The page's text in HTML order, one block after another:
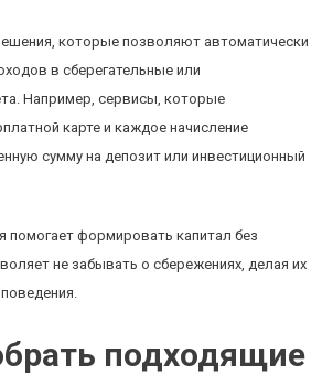
которые позволяют автоматически
в сберегательные или
Например, сервисы, которые
карте и каждое начисление
сумму на депозит или инвестиционный
помогает формировать капитал без
не забывать о сбережениях, делая их
подходящие